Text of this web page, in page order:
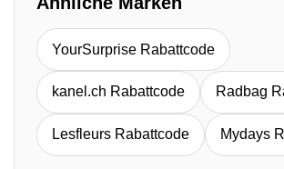
YourSurprise Rabattcode
kanel.ch Rabattcode Radbag
Lesfleurs Rabattcode Mydays